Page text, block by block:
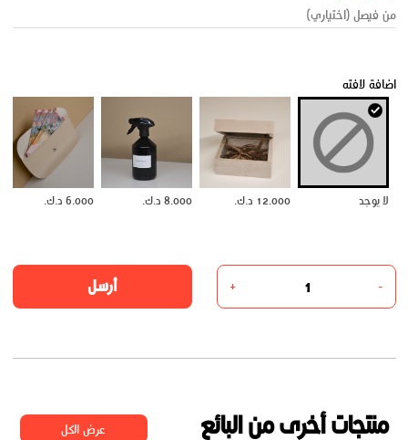
اضافة لافته
لا يوجد 12.000 د.ك. 8.000 د.ك. 6.000 د.ك.
-
+ أرسل
منتجات أخرى من البائع عرض الكل